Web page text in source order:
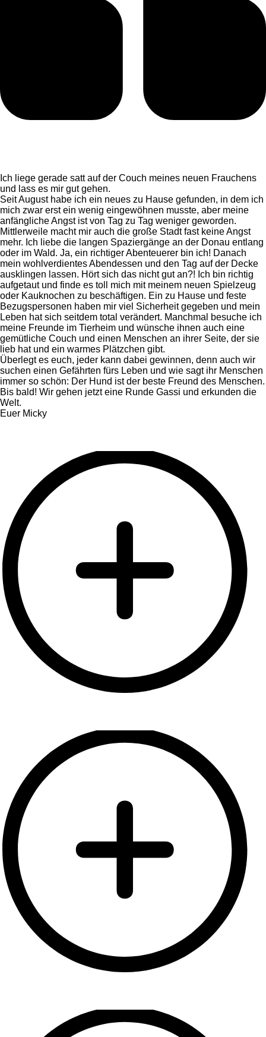
Ich liege gerade satt auf der Couch meines neuen Frauchens
und lass es mir gut gehen.
Seit August habe ich ein neues zu Hause gefunden, in dem ich
mich zwar erst ein wenig eingewöhnen musste, aber meine
anfängliche Angst ist von Tag zu Tag weniger geworden.
Mittlerweile macht mir auch die große Stadt fast keine Angst
mehr. Ich liebe die langen Spaziergänge an der Donau entlang
oder im Wald. Ja, ein richtiger Abenteuerer bin ich! Danach
mein wohlverdientes Abendessen und den Tag auf der Decke
ausklingen lassen. Hört sich das nicht gut an?! Ich bin richtig
aufgetaut und finde es toll mich mit meinem neuen Spielzeug
oder Kauknochen zu beschäftigen. Ein zu Hause und feste
Bezugspersonen haben mir viel Sicherheit gegeben und mein
Leben hat sich seitdem total verändert. Manchmal besuche ich
meine Freunde im Tierheim und wünsche ihnen auch eine
gemütliche Couch und einen Menschen an ihrer Seite, der sie
lieb hat und ein warmes Plätzchen gibt.
Überlegt es euch, jeder kann dabei gewinnen, denn auch wir
suchen einen Gefährten fürs Leben und wie sagt ihr Menschen
immer so schön: Der Hund ist der beste Freund des Menschen.
Bis bald! Wir gehen jetzt eine Runde Gassi und erkunden die
Welt.
Euer Micky